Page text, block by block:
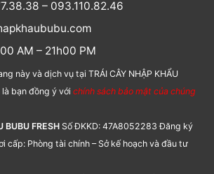
– 093.110.82.46
AM – 21h00 PM
này và dịch vụ tại TRÁI CÂY NHẬP KHẨU
là bạn đồng ý với chính sách bảo mật của chúng
BUBU FRESH Số ĐKKD: 47A8052283 Đăng ký
cấp: Phòng tài chính – Sở kế hoạch và đầu tư